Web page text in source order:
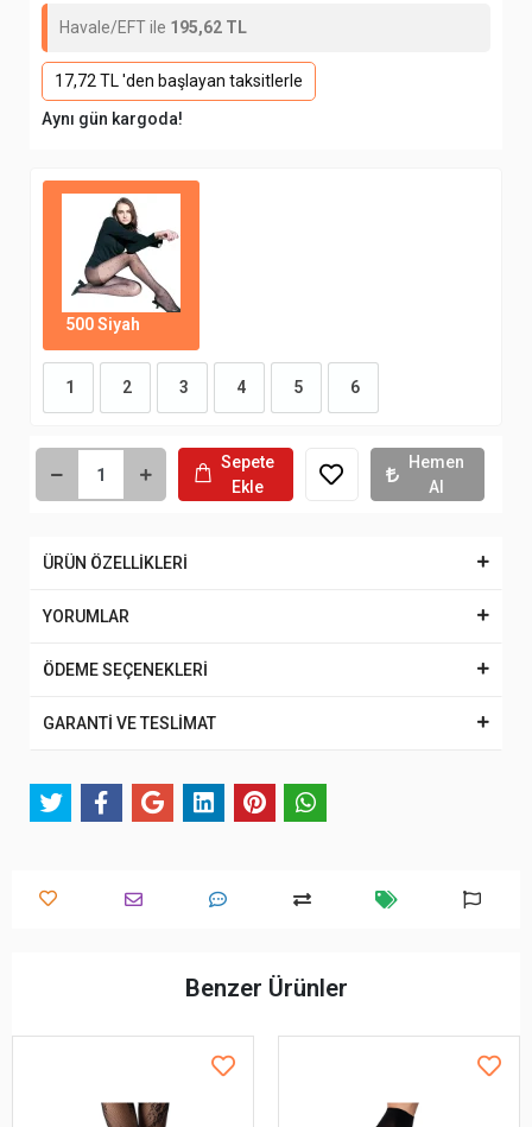
Havale/EFT ile 195,62 TL
17,72 TL 'den başlayan taksitlerle
Aynı gün kargoda!
500 Siyah
1 2 3 4 5 6
Sepete
Ekle
Hemen
Al
ÜRÜN ÖZELLİKLERİ
YORUMLAR
ÖDEME SEÇENEKLERİ
GARANTİ VE TESLİMAT
Benzer Ürünler